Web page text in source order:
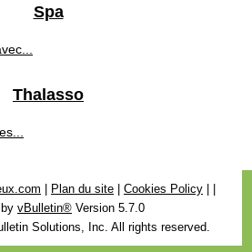
Spa
Thalasso
Plan du site Cookies Policy
vBulletin® Version 5.7.0
Solutions, Inc. All rights reserved.